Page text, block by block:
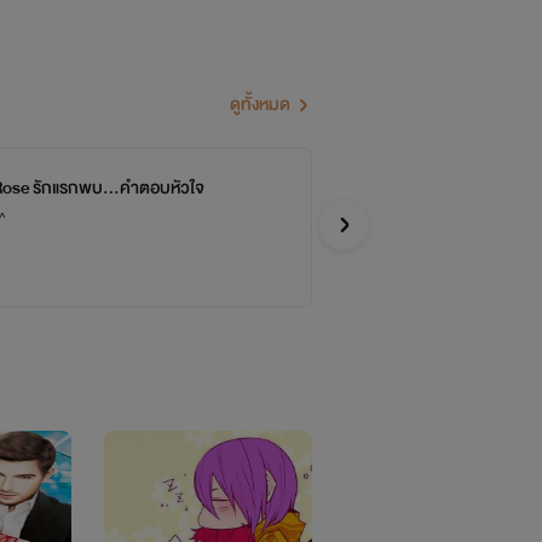
แฟนตาซีออกมา
า
ดูทั้งหมด
รักแรกพบ...คำตอบหัวใจ